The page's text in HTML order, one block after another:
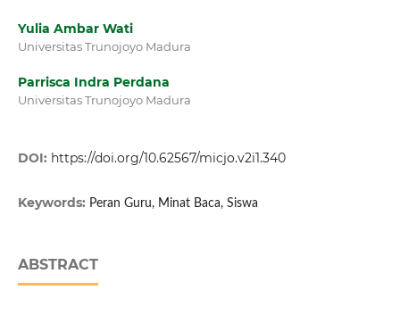
Yulia Ambar Wati
Universitas Trunojoyo Madura
Parrisca Indra Perdana
Universitas Trunojoyo Madura
DOI: https://doi.org/10.62567/micjo.v2i1.340
Keywords: Peran Guru, Minat Baca, Siswa
ABSTRACT